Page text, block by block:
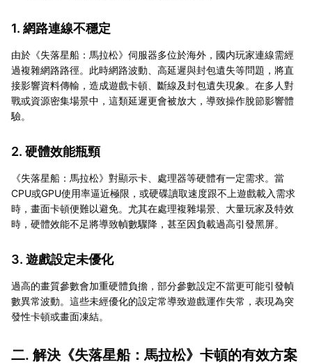
1. 網路連線不穩定
由於《失落星船：馬拉松》伺服器多位於海外，國内玩家連線需經
過複雜網路路徑。此時網路波動、高延遲與封包遺失等問題，將直
接影響資料傳輸，造成遊戲卡頓、斷線及封包遺失現象。在多人對
戰或資源密集場景中，這類延遲更會被放大，導致操作脫節影響體
驗。
2. 硬體效能瓶頸
《失落星船：馬拉松》對顯示卡、處理器等硬體有一定需求。當
CPU或GPU使用率逼近極限，或硬碟讀取速度跟不上遊戲載入需求
時，畫面卡頓便難以避免。尤其在處理複雜場景、大量玩家及特效
時，硬體效能不足將導致幀數驟降，甚至因負載過高引發黑屏。
3. 遊戲設定未優化
過高的畫質參數會加重硬體負擔，部分參數設定不當更可能引發幀
數異常波動。這些未經優化的設定常導致遊戲運作失常，表現為突
發性卡頓或畫面凍結。
二. 解決《失落星船：馬拉松》卡頓的有效方案